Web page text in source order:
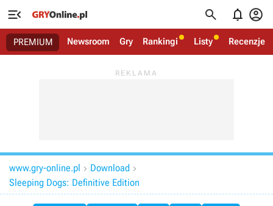
   
PREMIUM Newsroom Gry Rankingi Listy Recenzje
www.gry-online.pl  Download 
Sleeping Dogs: Definitive Edition